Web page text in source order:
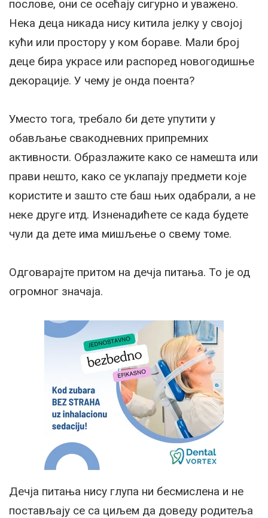
послове, они се осећају сигурно и уважено.
Нека деца никада нису китила јелку у својој
кући или простору у ком бораве. Мали број
деце бира украсе или распоред новогодишње
декорације. У чему је онда поента?
Уместо тога, требало би дете упутити у
обављање свакодневних припремних
активности. Образлажите како се намешта или
прави нешто, како се уклапају предмети које
користите и зашто сте баш њих одабрали, а не
неке друге итд. Изненадићете се када будете
чули да дете има мишљење о свему томе.
Одговарајте притом на дечја питања. То је од
огромног значаја.
Дечја питања нису глупа ни бесмислена и не
постављају се са циљем да доведу родитеља